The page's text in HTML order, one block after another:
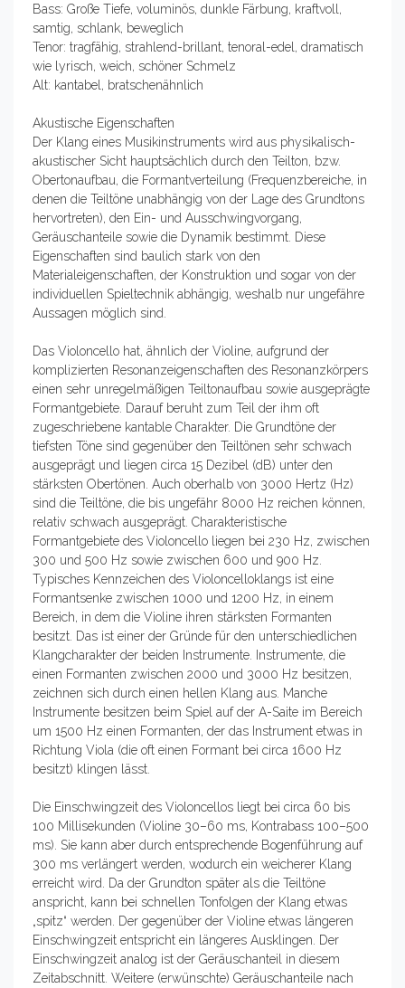
Bass: Große Tiefe, voluminös, dunkle Färbung, kraftvoll,
samtig, schlank, beweglich
Tenor: tragfähig, strahlend-brillant, tenoral-edel, dramatisch
wie lyrisch, weich, schöner Schmelz
Alt: kantabel, bratschenähnlich
Akustische Eigenschaften
Der Klang eines Musikinstruments wird aus physikalisch-
akustischer Sicht hauptsächlich durch den Teilton, bzw.
Obertonaufbau, die Formantverteilung (Frequenzbereiche, in
denen die Teiltöne unabhängig von der Lage des Grundtons
hervortreten), den Ein- und Ausschwingvorgang,
Geräuschanteile sowie die Dynamik bestimmt. Diese
Eigenschaften sind baulich stark von den
Materialeigenschaften, der Konstruktion und sogar von der
individuellen Spieltechnik abhängig, weshalb nur ungefähre
Aussagen möglich sind.
Das Violoncello hat, ähnlich der Violine, aufgrund der
komplizierten Resonanzeigenschaften des Resonanzkörpers
einen sehr unregelmäßigen Teiltonaufbau sowie ausgeprägte
Formantgebiete. Darauf beruht zum Teil der ihm oft
zugeschriebene kantable Charakter. Die Grundtöne der
tiefsten Töne sind gegenüber den Teiltönen sehr schwach
ausgeprägt und liegen circa 15 Dezibel (dB) unter den
stärksten Obertönen. Auch oberhalb von 3000 Hertz (Hz)
sind die Teiltöne, die bis ungefähr 8000 Hz reichen können,
relativ schwach ausgeprägt. Charakteristische
Formantgebiete des Violoncello liegen bei 230 Hz, zwischen
300 und 500 Hz sowie zwischen 600 und 900 Hz.
Typisches Kennzeichen des Violoncelloklangs ist eine
Formantsenke zwischen 1000 und 1200 Hz, in einem
Bereich, in dem die Violine ihren stärksten Formanten
besitzt. Das ist einer der Gründe für den unterschiedlichen
Klangcharakter der beiden Instrumente. Instrumente, die
einen Formanten zwischen 2000 und 3000 Hz besitzen,
zeichnen sich durch einen hellen Klang aus. Manche
Instrumente besitzen beim Spiel auf der A-Saite im Bereich
um 1500 Hz einen Formanten, der das Instrument etwas in
Richtung Viola (die oft einen Formant bei circa 1600 Hz
besitzt) klingen lässt.
Die Einschwingzeit des Violoncellos liegt bei circa 60 bis
100 Millisekunden (Violine 30–60 ms, Kontrabass 100–500
ms). Sie kann aber durch entsprechende Bogenführung auf
300 ms verlängert werden, wodurch ein weicherer Klang
erreicht wird. Da der Grundton später als die Teiltöne
anspricht, kann bei schnellen Tonfolgen der Klang etwas
„spitz“ werden. Der gegenüber der Violine etwas längeren
Einschwingzeit entspricht ein längeres Ausklingen. Der
Einschwingzeit analog ist der Geräuschanteil in diesem
Zeitabschnitt. Weitere (erwünschte) Geräuschanteile nach